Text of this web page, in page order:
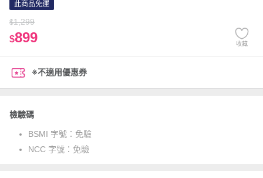
此商品免運
$1,299
$899 收藏
※不適用優惠券
檢驗碼
BSMI 字號： 免驗
NCC 字號： 免驗